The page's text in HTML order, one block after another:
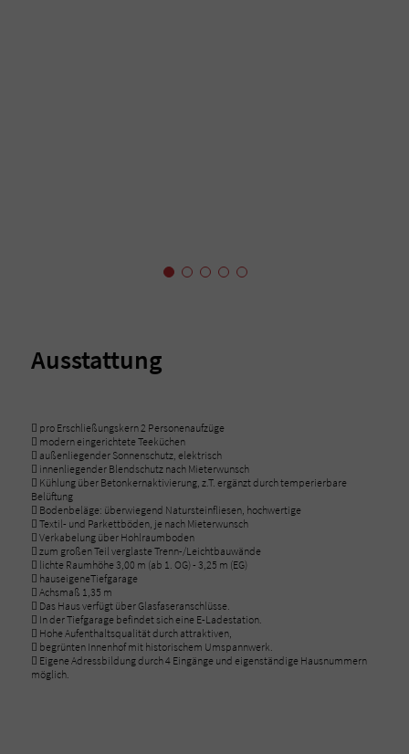
Ausstattung
 pro Erschließungskern 2 Personenaufzüge
 modern eingerichtete Teeküchen
 außenliegender Sonnenschutz, elektrisch
 innenliegender Blendschutz nach Mieterwunsch
 Kühlung über Betonkernaktivierung, z.T. ergänzt durch temperierbare
Belüftung
 Bodenbeläge: überwiegend Natursteinfliesen, hochwertige
 Textil- und Parkettböden, je nach Mieterwunsch
 Verkabelung über Hohlraumboden
 zum großen Teil verglaste Trenn-/Leichtbauwände
 lichte Raumhöhe 3,00 m (ab 1. OG) - 3,25 m (EG)
 hauseigeneTiefgarage
 Achsmaß 1,35 m
 Das Haus verfügt über Glasfaseranschlüsse.
 In der Tiefgarage befindet sich eine E-Ladestation.
 Hohe Aufenthaltsqualität durch attraktiven,
 begrünten Innenhof mit historischem Umspannwerk.
 Eigene Adressbildung durch 4 Eingänge und eigenständige Hausnummern
möglich.